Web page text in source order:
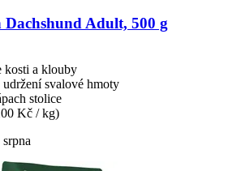
Dachshund Adult, 500 g
kosti a klouby
svalové hmoty
stolice
Kč / kg)